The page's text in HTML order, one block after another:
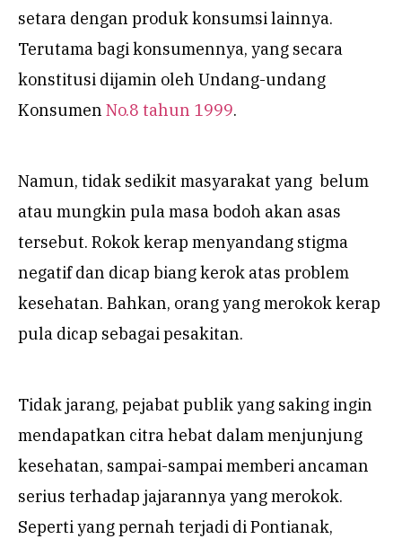
setara dengan produk konsumsi lainnya.
Terutama bagi konsumennya, yang secara
konstitusi dijamin oleh Undang-undang
Konsumen No.8 tahun 1999.
Namun, tidak sedikit masyarakat yang belum
atau mungkin pula masa bodoh akan asas
tersebut. Rokok kerap menyandang stigma
negatif dan dicap biang kerok atas problem
kesehatan. Bahkan, orang yang merokok kerap
pula dicap sebagai pesakitan.
Tidak jarang, pejabat publik yang saking ingin
mendapatkan citra hebat dalam menjunjung
kesehatan, sampai-sampai memberi ancaman
serius terhadap jajarannya yang merokok.
Seperti yang pernah terjadi di Pontianak,